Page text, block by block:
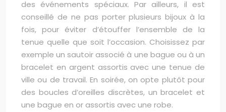
des événements spéciaux. Par ailleurs, il est
conseillé de ne pas porter plusieurs bijoux à la
fois, pour éviter d’étouffer l’ensemble de la
tenue quelle que soit l’occasion. Choisissez par
exemple un sautoir associé à une bague ou à un
bracelet en argent assortis avec une tenue de
ville ou de travail. En soirée, on opte plutôt pour
des boucles d’oreilles discrètes, un bracelet et
une bague en or assortis avec une robe.